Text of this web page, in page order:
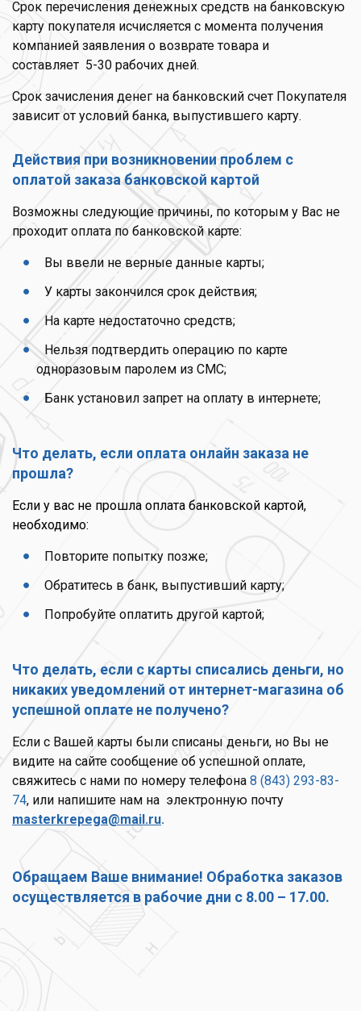
Срок перечисления денежных средств на банковскую
карту покупателя исчисляется с момента получения
компанией заявления о возврате товара и
составляет 5-30 рабочих дней.
Срок зачисления денег на банковский счет Покупателя
зависит от условий банка, выпустившего карту.
Действия при возникновении проблем с
оплатой заказа банковской картой
Возможны следующие причины, по которым у Вас не
проходит оплата по банковской карте:
Вы ввели не верные данные карты;
У карты закончился срок действия;
На карте недостаточно средств;
Нельзя подтвердить операцию по карте
одноразовым паролем из СМС;
Банк установил запрет на оплату в интернете;
Что делать, если оплата онлайн заказа не
прошла?
Если у вас не прошла оплата банковской картой,
необходимо:
Повторите попытку позже;
Обратитесь в банк, выпустивший карту;
Попробуйте оплатить другой картой;
Что делать, если с карты списались деньги, но
никаких уведомлений от интернет-магазина об
успешной оплате не получено?
Если с Вашей карты были списаны деньги, но Вы не
видите на сайте сообщение об успешной оплате,
свяжитесь с нами по номеру телефона 8 (843) 293-83-
74, или напишите нам на электронную почту
masterkrepega@mail.ru.
Обращаем Ваше внимание! Обработка заказов
осуществляется в рабочие дни с 8.00 – 17.00.